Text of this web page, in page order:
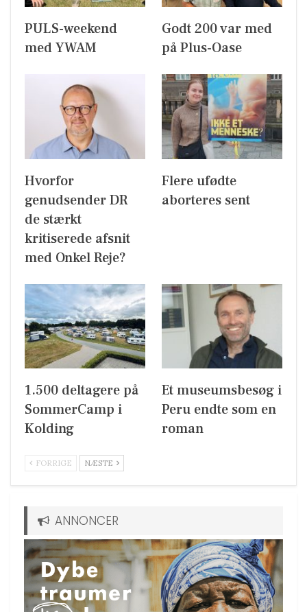
PULS-weekend
med YWAM
Godt 200 var med
på Plus-Oase
Hvorfor
genudsender DR
de stærkt
kritiserede afsnit
med Onkel Reje?
Flere ufødte
aborteres sent
1.500 deltagere på
SommerCamp i
Kolding
Et museumsbesøg i
Peru endte som en
roman
FORRIGE NÆSTE
ANNONCER